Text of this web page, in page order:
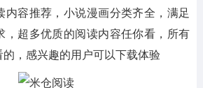
内容推荐，小说漫画分类齐全，满足
，超多优质的阅读内容任你看，所有
，感兴趣的用户可以下载体验